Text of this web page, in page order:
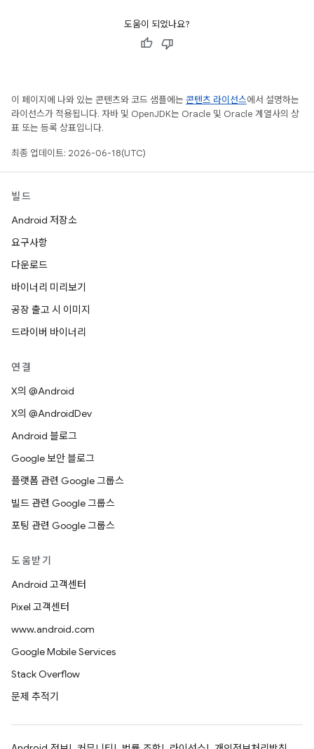
도움이 되었나요?
이 페이지에 나와 있는 콘텐츠와 코드 샘플에는 콘텐츠 라이선스에서 설명하는
라이선스가 적용됩니다. 자바 및 OpenJDK는 Oracle 및 Oracle 계열사의 상
표 또는 등록 상표입니다.
최종 업데이트: 2026-06-18(UTC)
빌드
Android 저장소
요구사항
다운로드
바이너리 미리보기
공장 출고 시 이미지
드라이버 바이너리
연결
X의 @Android
X의 @AndroidDev
Android 블로그
Google 보안 블로그
플랫폼 관련 Google 그룹스
빌드 관련 Google 그룹스
포팅 관련 Google 그룹스
도움받기
Android 고객센터
Pixel 고객센터
www.android.com
Google Mobile Services
Stack Overflow
문제 추적기